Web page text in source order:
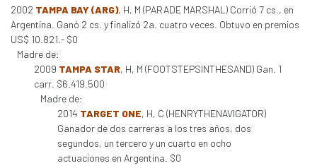
2002 TAMPA BAY (ARG), H, M (PARADE MARSHAL) Corrió 7 cs., en
Argentina. Ganó 2 cs. y finalizó 2a. cuatro veces. Obtuvo en premios
US$ 10.821.- $0
Madre de:
2009 TAMPA STAR, H, M (FOOTSTEPSINTHESAND) Gan. 1
carr. $6.419.500
Madre de:
2014 TARGET ONE, H, C (HENRYTHENAVIGATOR)
Ganador de dos carreras a los tres años, dos
segundos, un tercero y un cuarto en ocho
actuaciones en Argentina. $0